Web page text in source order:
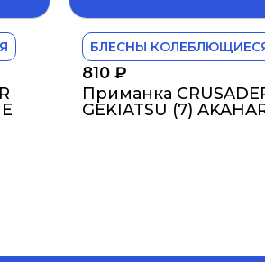
БЛЕСНЫ
810 ₽
Приманка
GEKIATSU (7)